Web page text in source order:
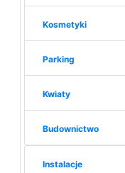
Kosmetyki
Parking
Kwiaty
Budownictwo
Instalacje